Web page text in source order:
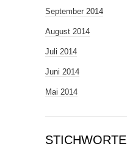
September 2014
August 2014
Juli 2014
Juni 2014
Mai 2014
STICHWORTE